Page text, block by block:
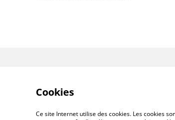
Cookies
Ce site Internet utilise des cookies. Les cookies